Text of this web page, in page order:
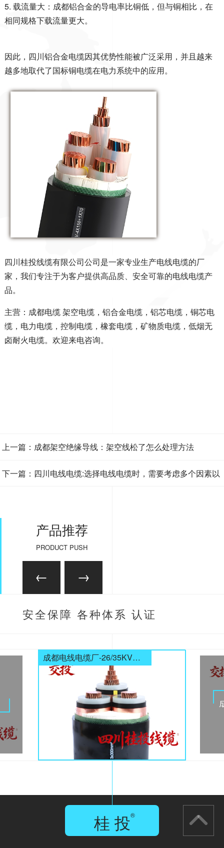
5. 载流量大：成都铝合金的导电率比铜低，但与铜相比，在
相同规格下载流量更大。
因此，四川铝合金电缆因其优势性能被广泛采用，并且越来
越多地取代了国标铜电缆在电力系统中的应用。
四川桂投线缆有限公司公司是一家专业生产电线电缆的厂
家，我们专注于为客户提供高品质、安全可靠的电线电缆产
品。
主营：成都电缆 架空电缆，铝合金电缆，铝芯电缆，铜芯电
缆，电力电缆，控制电缆，橡套电缆，矿物质电缆，低烟无
卤耐火电缆。欢迎来电咨询。
上一篇：成都架空绝缘导线：架空线松了怎么处理方法
下一篇：四川电线电缆:选择电线电缆时，需要考虑多个因素以
产品推荐
PRODUCT PUSH
安全保障 各种体系 认证
成都电线电缆厂-26/35KV高压电缆
桂 投®